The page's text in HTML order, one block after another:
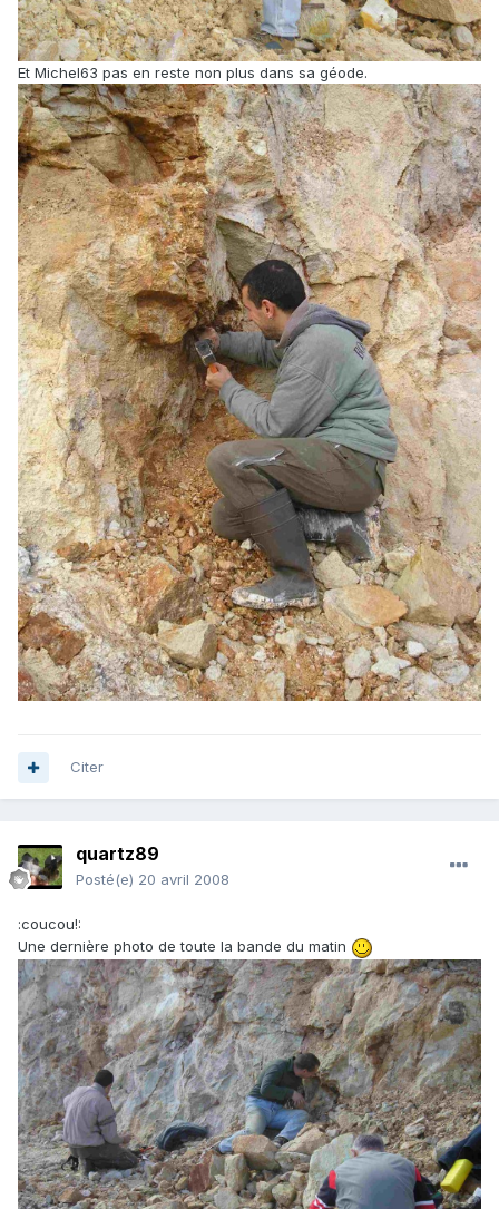
Et Michel63 pas en reste non plus dans sa géode.
Citer
quartz89
Posté(e) 20 avril 2008
:coucou!:
Une dernière photo de toute la bande du matin